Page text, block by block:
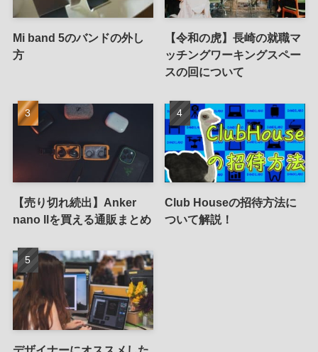
Mi band 5のバンドの外し
方
【令和の虎】長崎の就職マ
ッチングワーキングスペー
スの回について
【売り切れ続出】Anker
nano llを買える通販まとめ
Club Houseの招待方法に
ついて解説！